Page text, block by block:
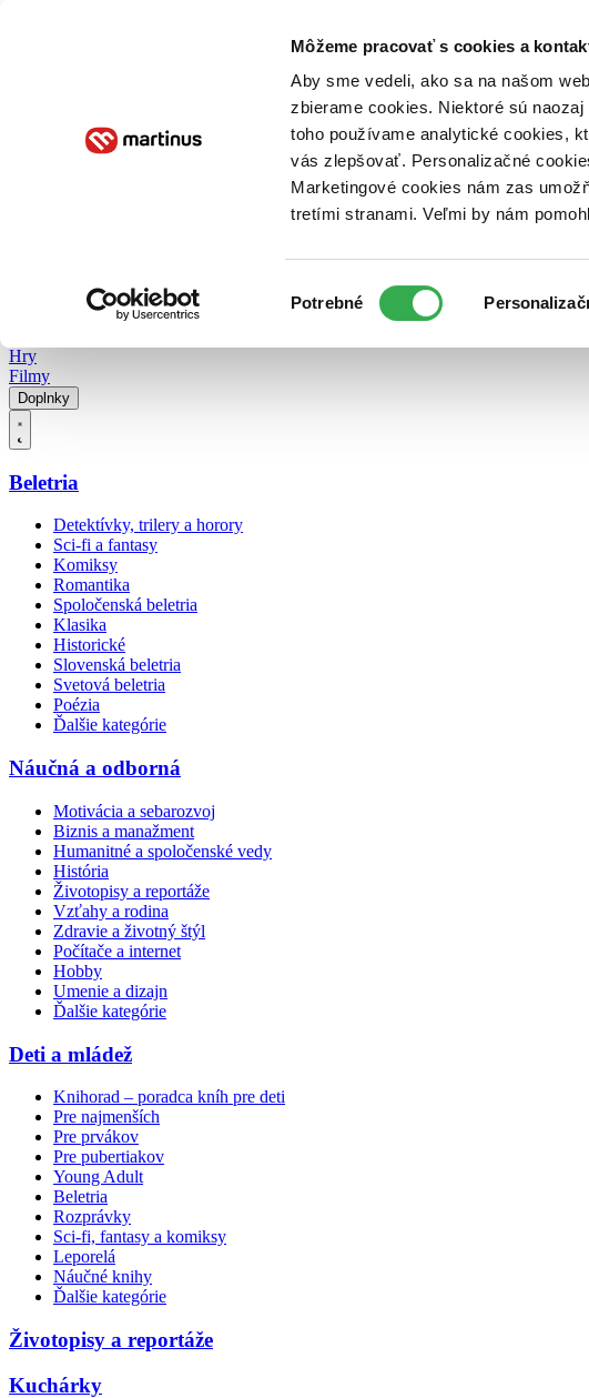
Môžeme pracovať s cookies a
Aby sme vedeli, ako sa na našom
zbierame cookies. Niektoré sú
toho používame analytické cookies,
vás zlepšovať. Personalizačné
Marketingové cookies nám zas
tretími stranami. Veľmi by nám
súhlasu
Potrebné
Poukážky Kontakt
Hry
Filmy
Doplnky
Beletria
Detektívky, trilery a horory
Sci-fi a fantasy
Komiksy
Romantika
Spoločenská beletria
Klasika
Historické
Slovenská beletria
Svetová beletria
Poézia
Ďalšie kategórie
Náučná a odborná
Motivácia a sebarozvoj
Biznis a manažment
Humanitné a spoločenské vedy
História
Životopisy a reportáže
Vzťahy a rodina
Zdravie a životný štýl
Počítače a internet
Hobby
Umenie a dizajn
Ďalšie kategórie
Deti a mládež
Knihorad – poradca kníh pre deti
Pre najmenších
Pre prvákov
Pre pubertiakov
Young Adult
Beletria
Rozprávky
Sci-fi, fantasy a komiksy
Leporelá
Náučné knihy
Ďalšie kategórie
Životopisy a reportáže
Kuchárky